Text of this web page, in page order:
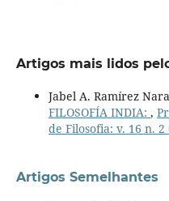
Artigos mais lidos
Jabel A. Ramírez
FILOSOFÍA INDIA: ,
de Filosofia: v. 16 n. 2
Artigos Semelhantes